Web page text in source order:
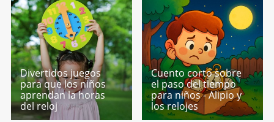
Divertidos juegos
para que los niños
aprendan la horas
del reloj
Cuento corto sobre
el paso del tiempo
para niños - Alipio y
los relojes